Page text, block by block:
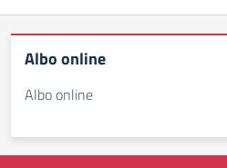
Albo online
Albo online